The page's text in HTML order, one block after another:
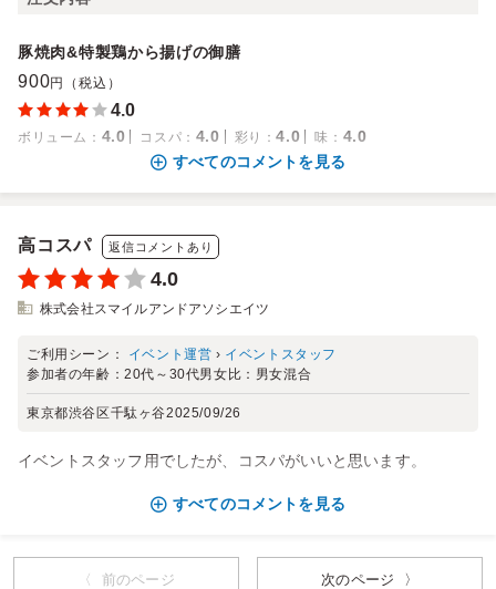
豚焼肉&特製鶏から揚げの御膳
900円（税込）
4.0
ボリューム ： 4.0 コスパ ： 4.0 彩り ：4.0 味 ： 4.0
すべてのコメントを見る
高コスパ 返信コメントあり
4.0
株式会社スマイルアンドアソシエイツ
ご利用シーン： イベント運営 › イベントスタッフ
参加者の年齢：20代～30代男女比： 男女混合
東京都渋谷区千駄ヶ谷2025/09/26
イベントスタッフ用でしたが、コスパがいいと思います。
すべてのコメントを見る
〈 前のページ 次のページ 〉